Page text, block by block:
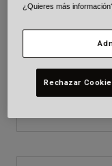
Recambios
Ver todo
BMX
Recambios
Términos y
¿Quieres más
Rechazar